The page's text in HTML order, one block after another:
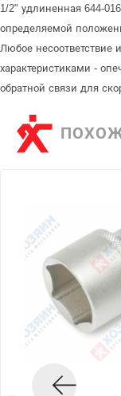
1/2" удлиненная 644-
определяемой
Любое несоответствие
характеристиками -
обратной связи для